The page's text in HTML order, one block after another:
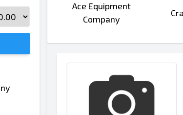
Ace Equipment
Company